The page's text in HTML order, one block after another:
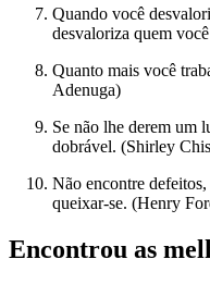
Quando você
desvaloriza quem
Quanto mais você
Adenuga)
Se não lhe derem um
dobrável. (Shirley
Não encontre
queixar-se. (Henry
Encontrou as